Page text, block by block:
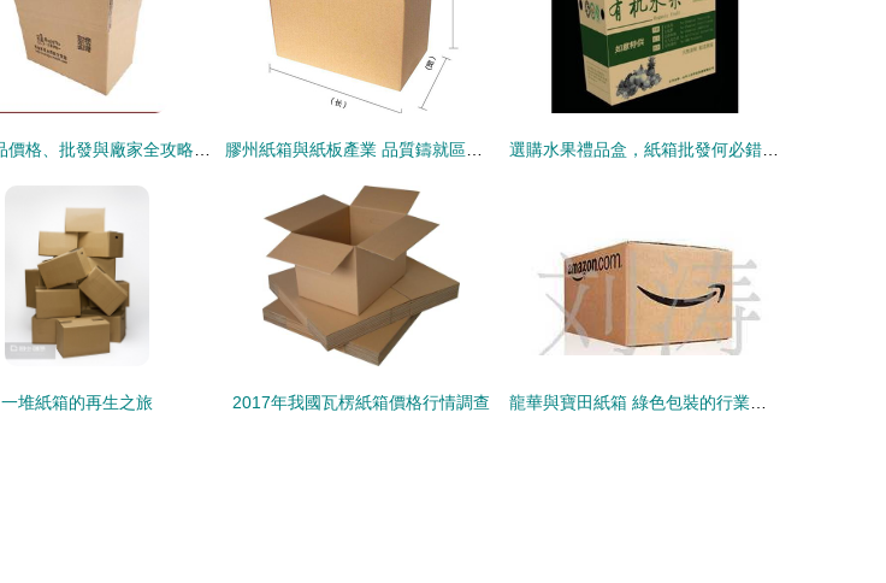
一堆紙箱的再生之旅 2017年我國瓦楞紙箱價格行情調查